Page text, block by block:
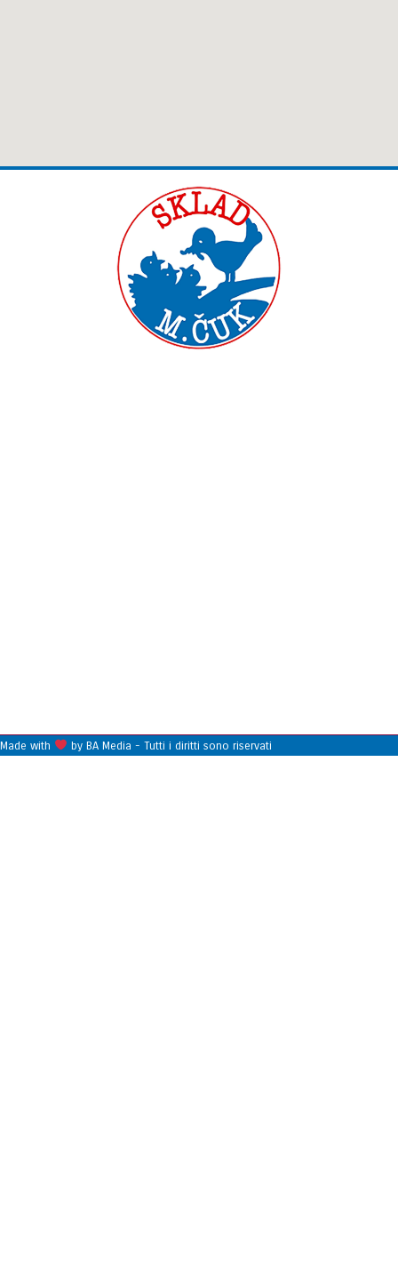
Made with by BA Media - Tutti i diritti sono riservati